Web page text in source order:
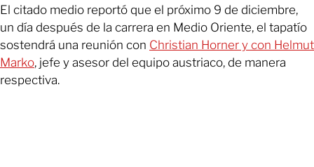
El citado medio reportó que el próximo 9 de diciembre,
un día después de la carrera en Medio Oriente, el tapatío
sostendrá una reunión con Christian Horner y con Helmut
Marko, jefe y asesor del equipo austriaco, de manera
respectiva.